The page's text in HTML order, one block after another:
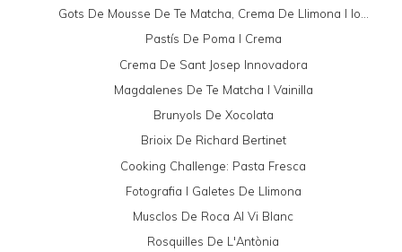
Gots De Mousse De Te Matcha, Crema De Llimona I Io...
Pastís De Poma I Crema
Crema De Sant Josep Innovadora
Magdalenes De Te Matcha I Vainilla
Brunyols De Xocolata
Brioix De Richard Bertinet
Cooking Challenge: Pasta Fresca
Fotografia I Galetes De Llimona
Musclos De Roca Al Vi Blanc
Rosquilles De L'Antònia